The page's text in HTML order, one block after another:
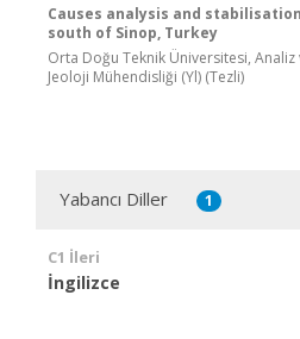
Causes analysis and
south of Sinop, Turkey
Orta Doğu Teknik Üniversitesi,
Jeoloji Mühendisliği (Yl) (Tezli)
Yabancı Diller 1
C1 İleri
İngilizce